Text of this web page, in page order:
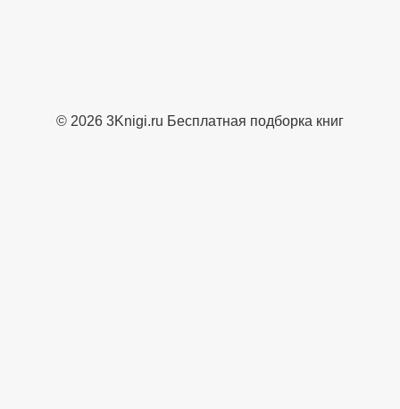
© 2026 3Knigi.ru Бесплатная подборка книг